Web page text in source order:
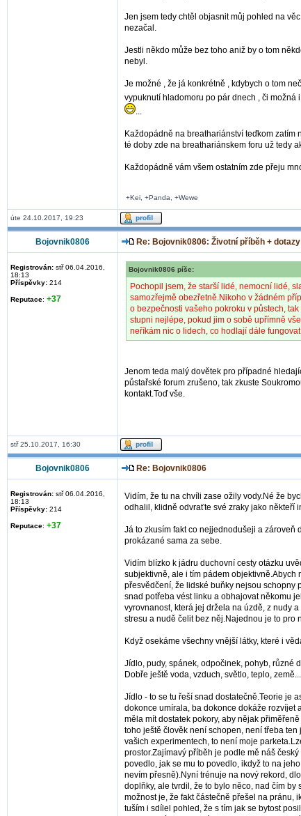
Jen jsem tedy chtěl objasnit můj pohled na
nezačal.
Jestli někdo může bez toho aniž by o tom
nebyl.
Je možné , že já konkrétně , kdybych o tom
vypuknutí hladomoru po pár dnech , či
...
Každopádně na breathariánství teďkom
té doby zde na breathariánskem foru už tedy
Každopádně vám všem ostatním zde přeju
+Kei, +Panda, +Wewe
úte 24.10.2017, 19:23
Bojovnik0806 Re: Bojovnik0806: Životní příběh +
Registrován: stř 06.04.2016,
18:13
Příspěvky: 214
Reputace: +37
Bojovnik0806 píše:
Pochopil jsem, že starší lidé, nemocní lidé,
samozřejmě obezřetně.Nikoho v žádném
o bezpečnosti vašeho pokroku v půstech,
stupni nejlépe, pokud jim o sobě upřímně
neříkám nic o lidech, co hodlají dále
Jenom teda malý dovětek pro případné
půstařské forum zrušeno, tak zkuste
kontakt.Toď vše.
stř 25.10.2017, 16:30
Bojovnik0806 Re: Bojovnik0806
Registrován: stř 06.04.2016,
18:13
Příspěvky: 214
Reputace: +37
Vidím, že tu na chvíli zase ožily vody.Né že
odhalil, klidně odvraťte své zraky jako někteří
Já to zkusím fakt co nejjednodušeji a zároveň
prokázané sama za sebe.
Vidím blízko k jádru duchovní cesty otázku
subjektivně, ale i tím pádem
přesvědčení, že lidské buňky nejsou schopny
snad potřeba vést linku a obhajovat někomu
vyrovnanost, která jej držela na úzdě, z nudy
stresu a nudě čelit bez něj.Najednou je to pro
Když osekáme všechny vnější látky, které i
Jídlo, pudy, spánek, odpočinek, pohyb, různé
Dobře ještě voda, vzduch, světlo, teplo,
Jídlo - to se tu řeší snad dostatečně.Teorie je
dokonce umírala, ba dokonce dokáže rozvíjet
měla mít dostatek pokory, aby nějak
toho ještě člověk není schopen, není třeba
vašich experimentech, to není moje
prostor.Zajímavý příběh je podle mě náš
povedlo, jak se mu to povedlo, ikdyž to na
nevím přesně).Nyní trénuje na nový rekord,
doplňky, ale tvrdil, že to bylo něco, nad čím
možnost je, že fakt částečně přešel na pránu,
tuším i sdílel pohled, že s tím jak se bytost